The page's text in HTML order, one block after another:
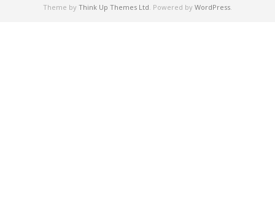
Theme by Think Up Themes Ltd . Powered by WordPress